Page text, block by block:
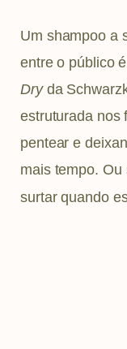
Um shampoo a
entre o público
Dryda
estruturada nos
pentear e
mais tempo. Ou
surtar quando